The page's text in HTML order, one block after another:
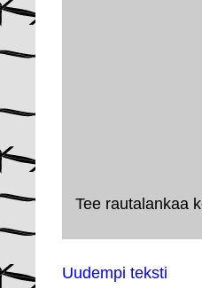
Tee rautalankaa
Uudempi teksti